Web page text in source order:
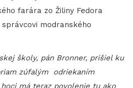
farára zo Žiliny Fedora
modranského
školy, pán Bronner, prišiel ku
zúfalým odriekaním
má teraz povolenie tu ako